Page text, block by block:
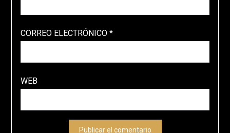
CORREO ELECTRÓNICO *
WEB